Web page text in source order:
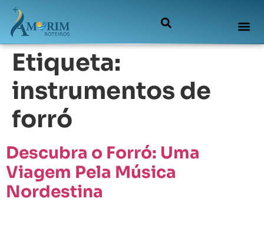
Etiqueta:
instrumentos de
forró
Descubra o Forró: Uma
Viagem Pela Música
Nordestina